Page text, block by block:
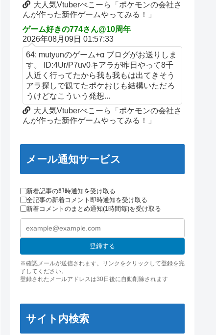
大人気Vtuberぺこーら「ポケモンの会社さ
んが作った新作ゲームやってみる！」
ゲーム好きの774さん@10周年
2026年08月09日 01:57:33
64: mutyunのゲーム+α ブログがお送りしま
す。 ID:4Ur/P7uv0キアラが昨日やって8千
人近く行ってたから我も我もは出てきそう
アラ探しで観てたポケおじも結構いただろ
うけどなこういう発想...
大人気Vtuberぺこーら「ポケモンの会社さ
んが作った新作ゲームやってみる！」
メール通知サービス
新着記事の即時通知を受け取る
全記事の新着コメント即時通知を受け取る
新着コメントのまとめ通知(1時間毎)を受け取る
登録する
※確認メールが送信されます。リンクをクリックして登録を完
了してください。
登録されたメールアドレスは30日後に自動削除されます
サイト内検索